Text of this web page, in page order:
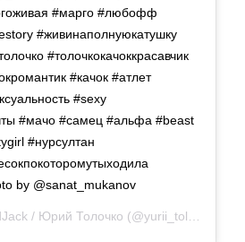
#марго #любофф
#живинаполнуюкатушку
#толочкокачоккрасавчик
#качок #атлет
#sexy
#мачо #самец #альфа #beast
#нурсултан
by @sanat_mukanov
/ Юрий Толочко (@yurii_tolochko)